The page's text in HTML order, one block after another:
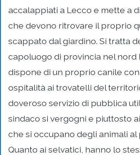
accalappiati a Lecco e mette a
che devono ritrovare il proprio
scappato dal giardino. Si tratta
capoluogo di provincia nel nord
dispone di un proprio canile
ospitalità ai trovatelli del
doveroso servizio di pubblica
sindaco si vergogni e piuttosto
che si occupano degli animali al
Quanto ai selvatici, hanno lo